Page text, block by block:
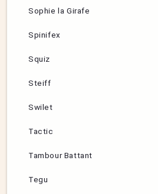
Sophie la Girafe
Spinifex
Squiz
Steiff
Swilet
Tactic
Tambour Battant
Tegu